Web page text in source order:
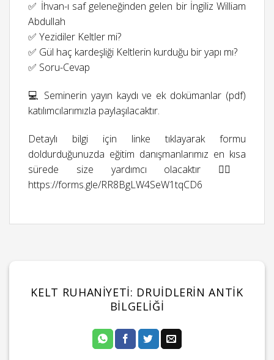
✅ İhvan-ı saf geleneğinden gelen bir İngiliz William
Abdullah
✅ Yezidiler Keltler mi?
✅ Gül haç kardeşliği Keltlerin kurduğu bir yapı mı?
✅ Soru-Cevap
💻 Seminerin yayın kaydı ve ek dokümanlar (pdf)
katılımcılarımızla paylaşılacaktır.
Detaylı bilgi için linke tıklayarak formu
doldurduğunuzda eğitim danışmanlarımız en kısa
sürede size yardımcı olacaktır 👉🏻
https://forms.gle/RR8BgLW4SeW1tqCD6
KELT RUHANIYETI: DRUIDLERIN ANTIK
BILGELIĞI